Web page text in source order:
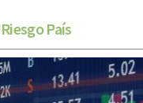
Riesgo País